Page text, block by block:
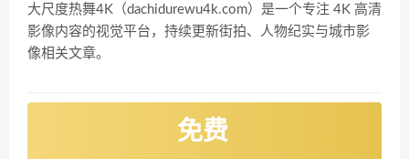
大尺度热舞4K（dachidurewu4k.com）是一个专注 4K 高清
影像内容的视觉平台，持续更新街拍、人物纪实与城市影
像相关文章。
免费